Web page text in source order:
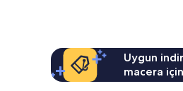
Uygun
macera